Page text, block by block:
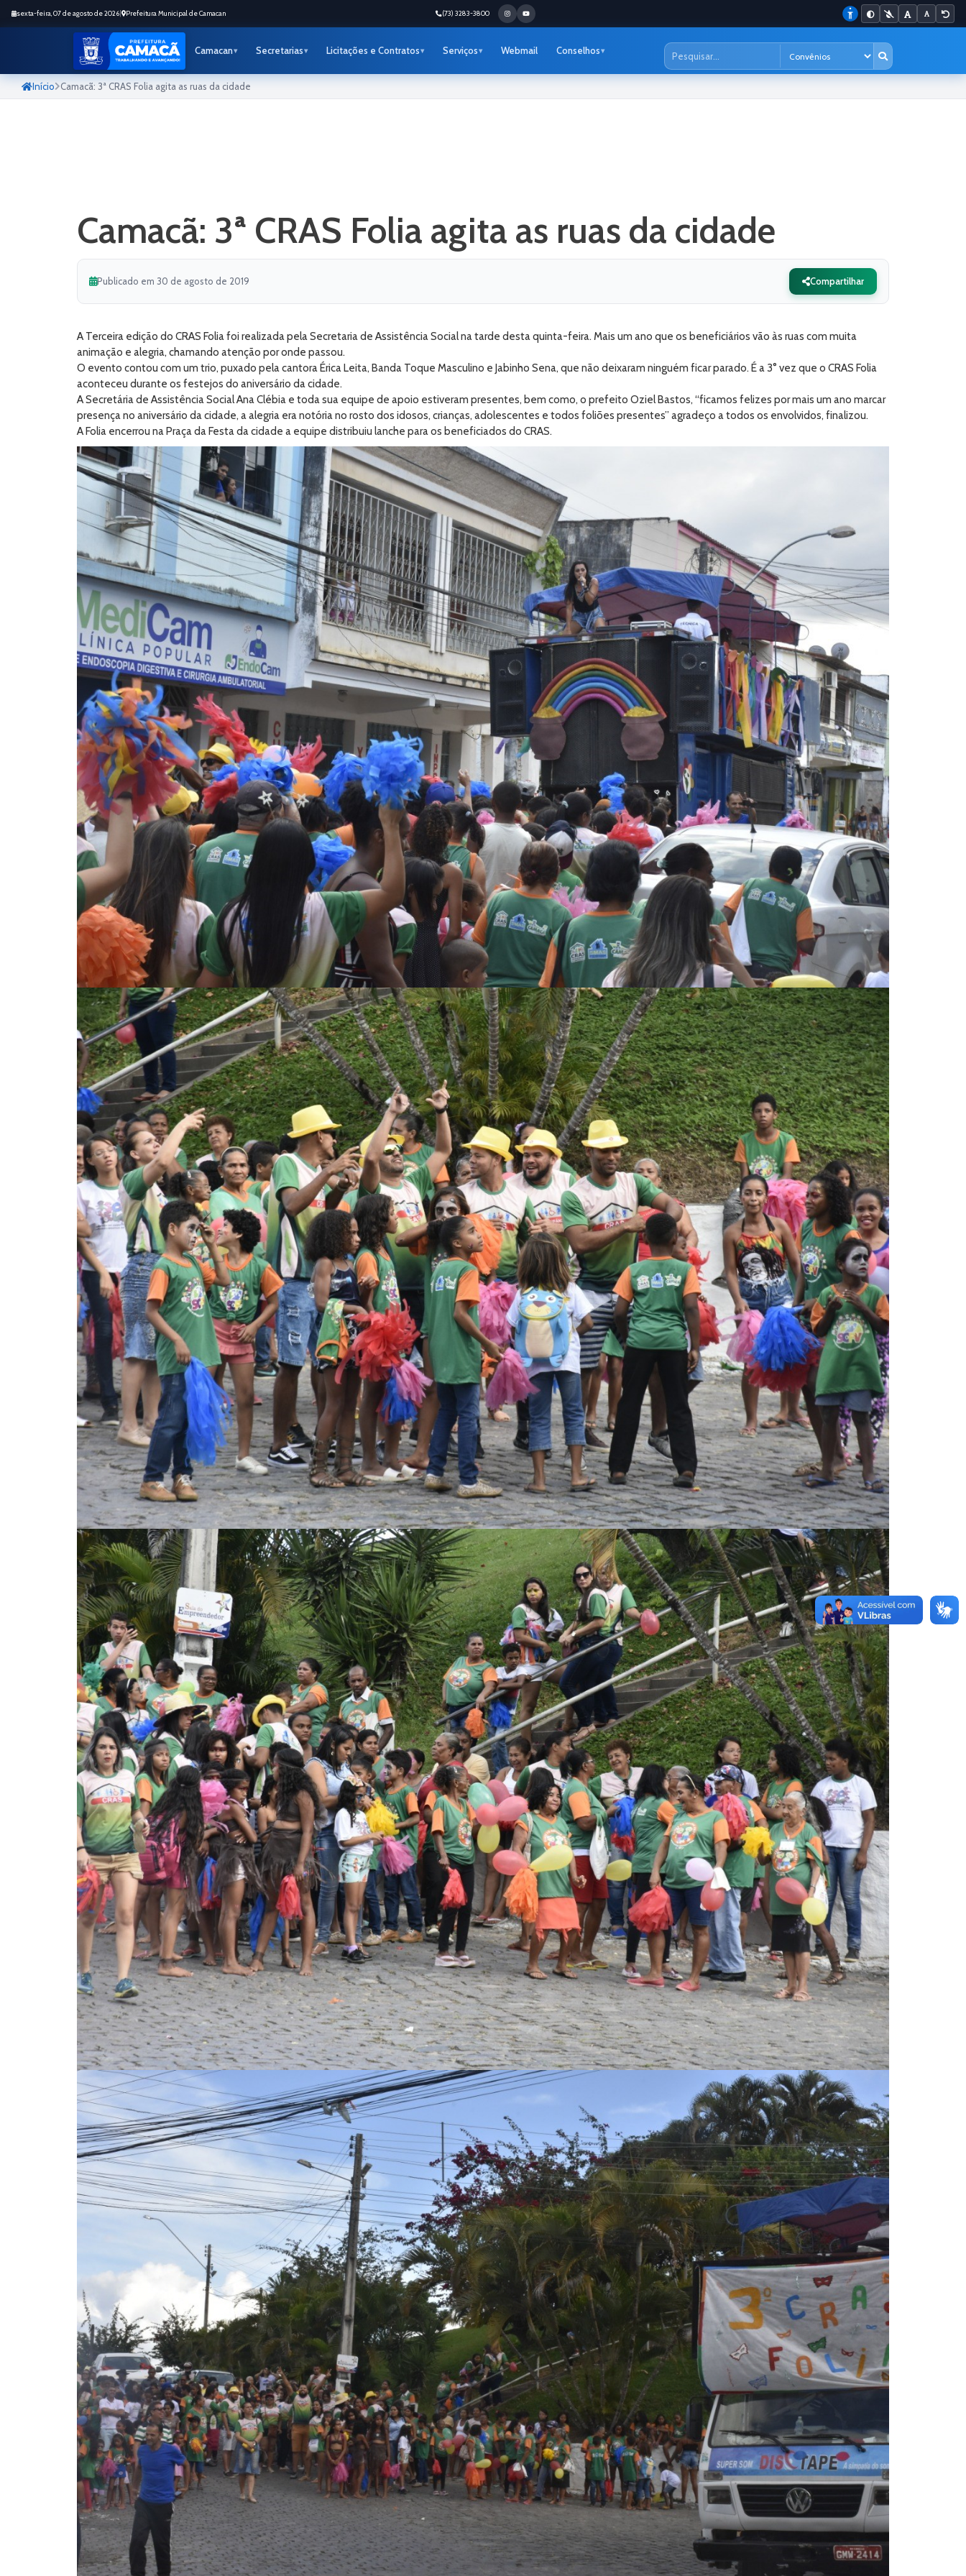
sexta-feira, 07 de agosto de 2026 Prefeitura Municipal de Camacan (73) 3283-3800
Camacan Secretarias Licitações e Contratos Serviços Webmail Conselhos
Início Camacã: 3ª CRAS Folia agita as ruas da cidade
Camacã: 3ª CRAS Folia agita as ruas da cidade
Publicado em 30 de agosto de 2019 Compartilhar
A Terceira edição do CRAS Folia foi realizada pela Secretaria de Assistência Social na tarde desta quinta-feira. Mais um ano que os beneficiários vão às ruas com muita
animação e alegria, chamando atenção por onde passou.
O evento contou com um trio, puxado pela cantora Érica Leita, Banda Toque Masculino e Jabinho Sena, que não deixaram ninguém ficar parado. É a 3° vez que o CRAS Folia
aconteceu durante os festejos do aniversário da cidade.
A Secretária de Assistência Social Ana Clébia e toda sua equipe de apoio estiveram presentes, bem como, o prefeito Oziel Bastos, “ficamos felizes por mais um ano marcar
presença no aniversário da cidade, a alegria era notória no rosto dos idosos, crianças, adolescentes e todos foliões presentes” agradeço a todos os envolvidos, finalizou.
A Folia encerrou na Praça da Festa da cidade a equipe distribuiu lanche para os beneficiados do CRAS.